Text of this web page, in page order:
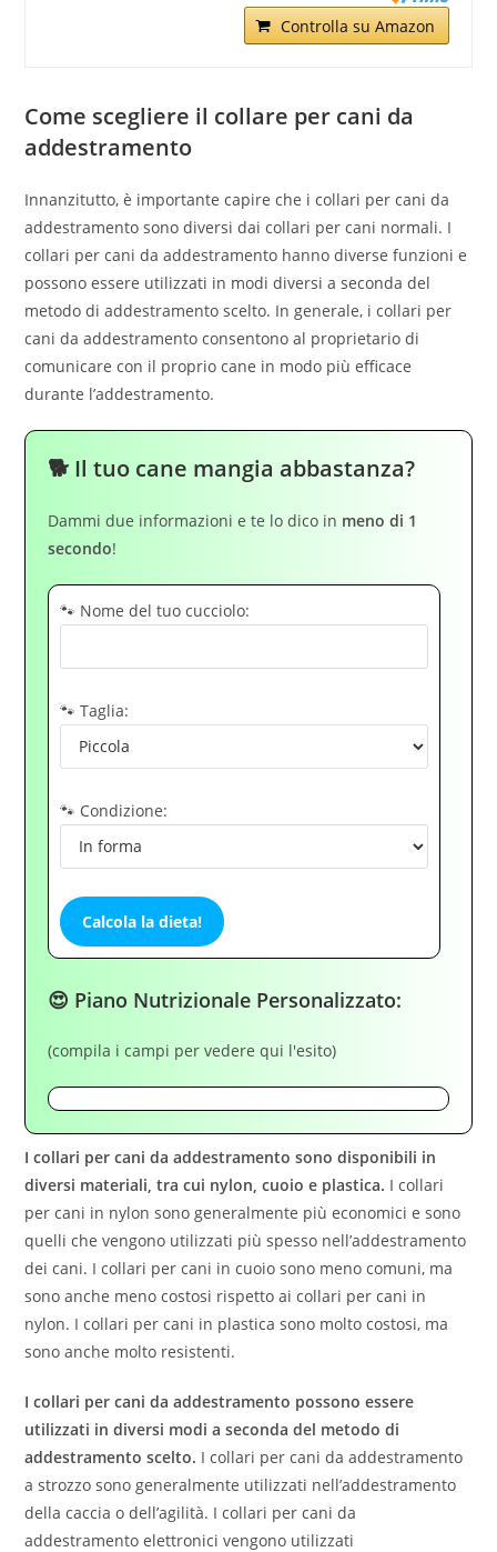
Controlla su Amazon
Come scegliere il collare per cani da
addestramento
Innanzitutto, è importante capire che i collari per cani da
addestramento sono diversi dai collari per cani normali. I
collari per cani da addestramento hanno diverse funzioni e
possono essere utilizzati in modi diversi a seconda del
metodo di addestramento scelto. In generale, i collari per
cani da addestramento consentono al proprietario di
comunicare con il proprio cane in modo più efficace
durante l’addestramento.
🐕 Il tuo cane mangia abbastanza?
Dammi due informazioni e te lo dico in meno di 1
secondo!
🐾 Nome del tuo cucciolo:
🐾 Taglia:
🐾 Condizione:
Calcola la dieta!
😍 Piano Nutrizionale Personalizzato:
(compila i campi per vedere qui l'esito)
I collari per cani da addestramento sono disponibili in
diversi materiali, tra cui nylon, cuoio e plastica. I collari
per cani in nylon sono generalmente più economici e sono
quelli che vengono utilizzati più spesso nell’addestramento
dei cani. I collari per cani in cuoio sono meno comuni, ma
sono anche meno costosi rispetto ai collari per cani in
nylon. I collari per cani in plastica sono molto costosi, ma
sono anche molto resistenti.
I collari per cani da addestramento possono essere
utilizzati in diversi modi a seconda del metodo di
addestramento scelto. I collari per cani da addestramento
a strozzo sono generalmente utilizzati nell’addestramento
della caccia o dell’agilità. I collari per cani da
addestramento elettronici vengono utilizzati